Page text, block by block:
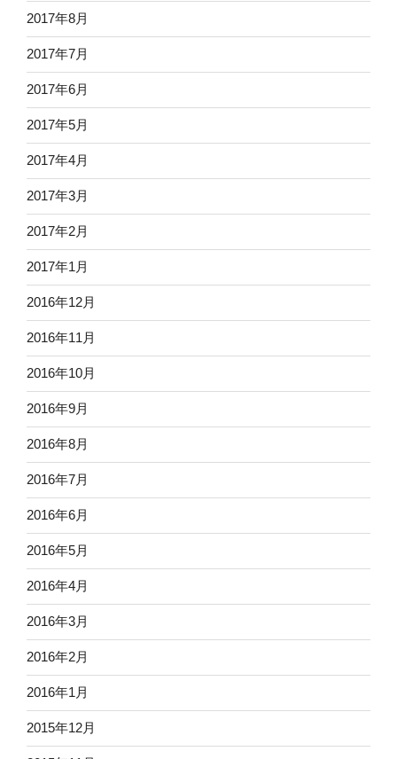
2017年8月
2017年7月
2017年6月
2017年5月
2017年4月
2017年3月
2017年2月
2017年1月
2016年12月
2016年11月
2016年10月
2016年9月
2016年8月
2016年7月
2016年6月
2016年5月
2016年4月
2016年3月
2016年2月
2016年1月
2015年12月